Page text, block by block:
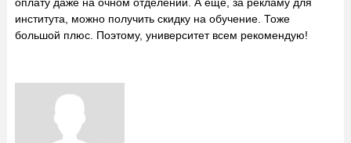
института, можно получить скидку на обучение. Тоже
большой плюс. Поэтому, университет всем рекомендую!